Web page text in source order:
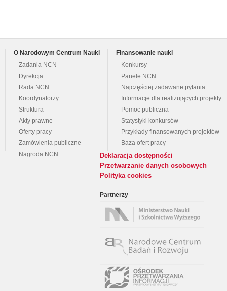
O Narodowym Centrum Nauki
Zadania NCN
Dyrekcja
Rada NCN
Koordynatorzy
Struktura
Akty prawne
Oferty pracy
Zamówienia publiczne
Nagroda NCN
Finansowanie nauki
Konkursy
Panele NCN
Najczęściej zadawane pytania
Informacje dla realizujących projekty
Pomoc publiczna
Statystyki konkursów
Przykłady finansowanych projektów
Baza ofert pracy
Deklaracja dostępności
Przetwarzanie danych osobowych
Polityka cookies
Partnerzy